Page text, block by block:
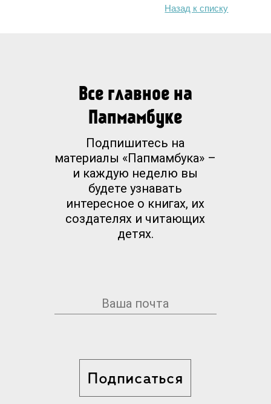
Назад к списку
Все главное на
Папмамбуке
Подпишитесь на
материалы «Папмамбука» –
и каждую неделю вы
будете узнавать
интересное о книгах, их
создателях и читающих
детях.
Подписаться